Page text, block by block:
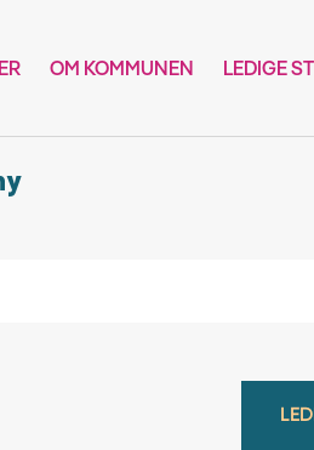
OM KOMMUNEN LEDIGE